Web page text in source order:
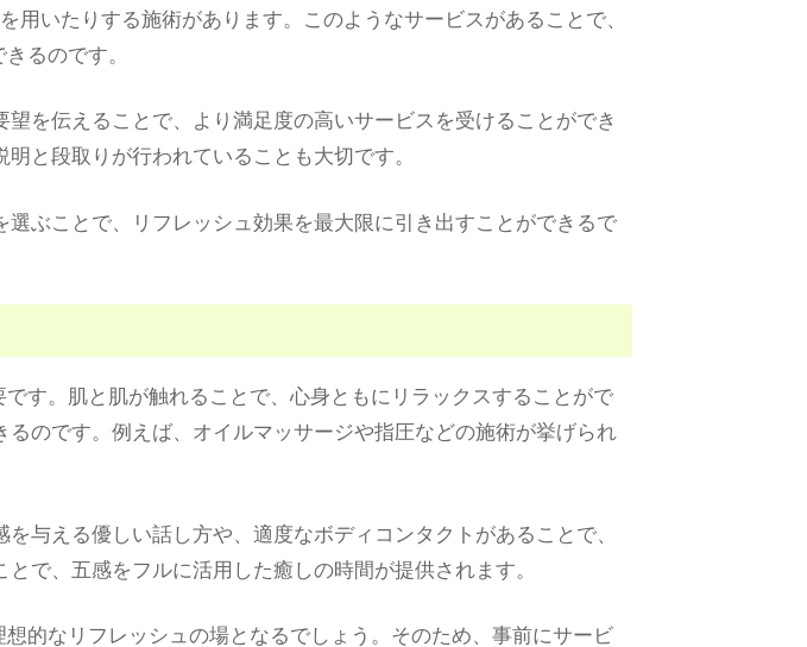
いたりする施術があります。このようなサービスがあることで、
るのです。
を伝えることで、より満足度の高いサービスを受けることができ
と段取りが行われていることも大切です。
ぶことで、リフレッシュ効果を最大限に引き出すことができるで
す。肌と肌が触れることで、心身ともにリラックスすることがで
のです。例えば、オイルマッサージや指圧などの施術が挙げられ
与える優しい話し方や、適度なボディコンタクトがあることで、
で、五感をフルに活用した癒しの時間が提供されます。
的なリフレッシュの場となるでしょう。そのため、事前にサービ